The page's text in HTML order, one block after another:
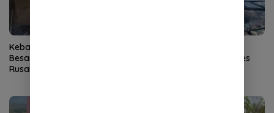
Kebakaran Dayah di Aceh
Besar, Kantor Dewan Guru
Rusak Berat
Bintang Aceh Besar Ludes